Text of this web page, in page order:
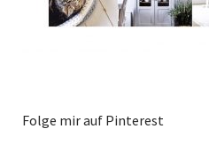
Folge mir auf Pinterest